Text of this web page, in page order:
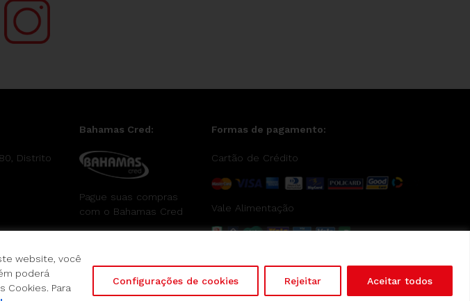
website, você
poderá
Cookies. Para
Configurações de cookies Rejeitar Aceitar todos
Distrito
Bahamas Cred:
Pague suas compras
com o Bahamas Cred
Formas de pagamento:
Cartão de Crédito
Vale Alimentação